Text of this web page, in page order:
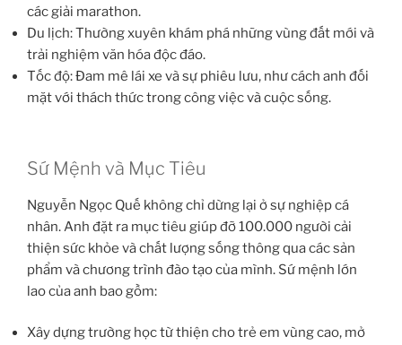
các giải marathon.
Du lịch: Thường xuyên khám phá những vùng đất mới và
trải nghiệm văn hóa độc đáo.
Tốc độ: Đam mê lái xe và sự phiêu lưu, như cách anh đối
mặt với thách thức trong công việc và cuộc sống.
Sứ Mệnh và Mục Tiêu
Nguyễn Ngọc Quế không chỉ dừng lại ở sự nghiệp cá
nhân. Anh đặt ra mục tiêu giúp đỡ 100.000 người cải
thiện sức khỏe và chất lượng sống thông qua các sản
phẩm và chương trình đào tạo của mình. Sứ mệnh lớn
lao của anh bao gồm:
Xây dựng trường học từ thiện cho trẻ em vùng cao, mở